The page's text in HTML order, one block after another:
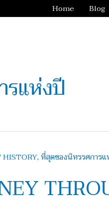
Home Blog
แห่งปี